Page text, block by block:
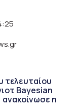
τελευταίου
Bayesian
ανακοίνωσε η